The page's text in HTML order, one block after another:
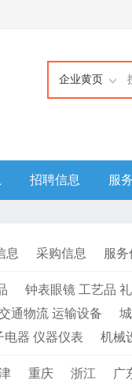
企业黄页
招聘信息 服
息 采购信息 服
钟表眼镜 工艺品
通物流 运输设备
电器 仪器仪表 机械
重庆 浙江
广